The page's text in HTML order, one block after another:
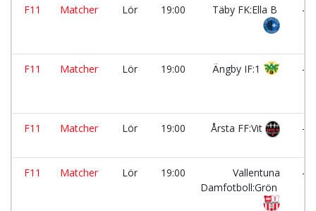
F11 Matcher Lör 19:00 Täby FK:Ella B -
F11 Matcher Lör 19:00 Ängby IF:1 -
F11 Matcher Lör 19:00 Årsta FF:Vit -
F11 Matcher Lör 19:00
Vallentuna
Damfotboll:Grön
-